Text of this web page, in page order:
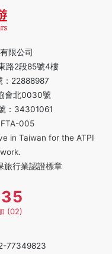
限公司
路2段85號4樓
：22888987
會北0030號
：34301061
005
in Taiwan for the ATPI
旅行業認證標章
(02)
77349823